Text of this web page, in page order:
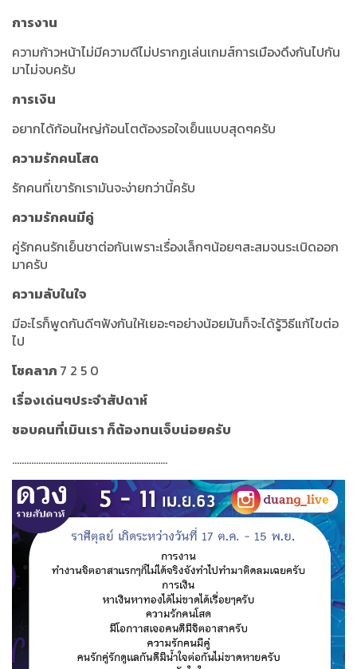
การงาน
ความก้าวหน้าไม่มีความดีไม่ปรากฏเล่นเกมส์การเมืองดึงกันไปกัน
มาไม่จบครับ
การเงิน
อยากได้ก้อนใหญ่ก้อนโตต้องรอใจเย็นแบบสุดๆครับ
ความรักคนโสด
รักคนที่เขารักเรามันจะง่ายกว่านี้ครับ
ความรักคนมีคู่
คู่รักคนรักเย็นชาต่อกันเพราะเรื่องเล็กๆน้อยๆสะสมจนระเบิดออก
มาครับ
ความลับในใจ
มีอะไรก็พูดกันดีๆฟังกันให้เยอะๆอย่างน้อยมันก็จะได้รู้วิธีแก้ไขต่อ
ไป
โชคลาภ 7 2 5 0
เรื่องเด่นๆประจำสัปดาห์
ชอบคนที่เมินเรา ก็ต้องทนเจ็บน่อยครับ
.................................................................